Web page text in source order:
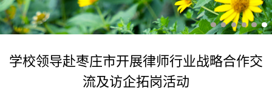
学校领导赴枣庄市开展律师行业战略合作交
流及访企拓岗活动